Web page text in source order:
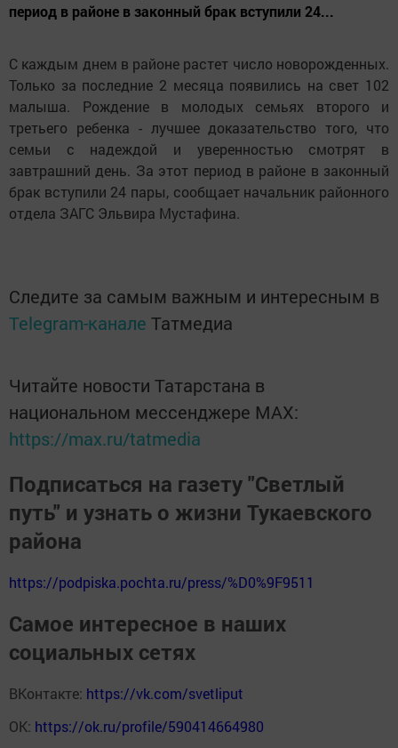
период в районе в законный брак вступили 24...
С каждым днем в районе растет число новорожденных.
Только за последние 2 месяца появились на свет 102
малыша. Рождение в молодых семьях второго и
третьего ребенка - лучшее доказательство того, что
семьи с надеждой и уверенностью смотрят в
завтрашний день. За этот период в районе в законный
брак вступили 24 пары, сообщает начальник районного
отдела ЗАГС Эльвира Мустафина.
Следите за самым важным и интересным в
Telegram-канале Татмедиа
Читайте новости Татарстана в
национальном мессенджере MАХ:
https://max.ru/tatmedia
Подписаться на газету "Светлый
путь" и узнать о жизни Тукаевского
района
https://podpiska.pochta.ru/press/%D0%9F9511
Самое интересное в наших
социальных сетях
ВКонтакте: https://vk.com/svetliput
ОК: https://ok.ru/profile/590414664980